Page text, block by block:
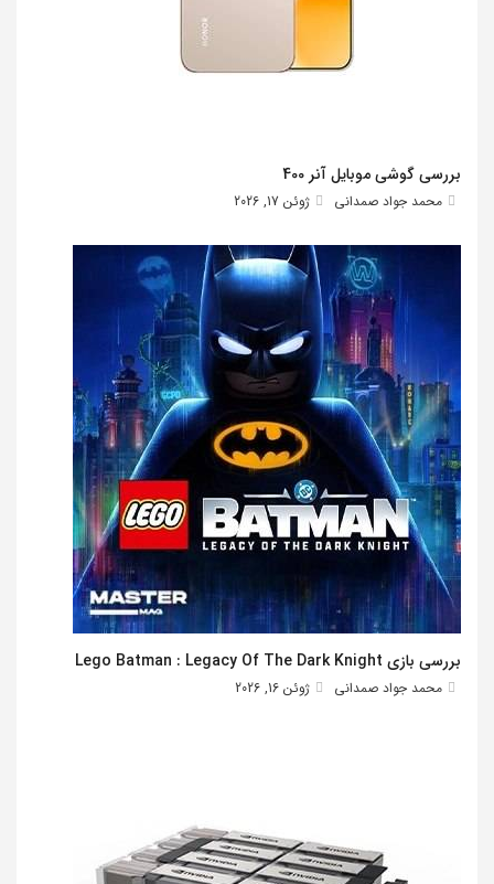
بررسی گوشی موبایل آنر 400
محمد جواد صمدانی ژوئن 17, 2026
بررسی بازی Lego Batman : Legacy Of The Dark Knight
محمد جواد صمدانی ژوئن 16, 2026